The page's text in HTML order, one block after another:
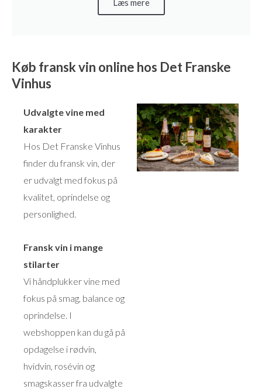
Køb fransk vin online hos Det Franske
Vinhus
Udvalgte vine med
karakter
Hos Det Franske Vinhus
finder du fransk vin, der
er udvalgt med fokus på
kvalitet, oprindelse og
personlighed.
Fransk vin i mange
stilarter
Vi håndplukker vine med
fokus på smag, balance og
oprindelse. I
webshoppen kan du gå på
opdagelse i rødvin,
hvidvin, rosévin og
smagskasser fra udvalgte